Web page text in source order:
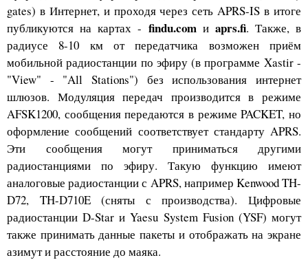
gates) в Интернет, и проходя через сеть APRS-IS в итоге
публикуются на картах - findu.comи aprs.fi. Также, в
радиусе 8-10 км от передатчика возможен приём
мобильной радиостанции по эфиру (в программе Xastir -
"View" - "All Stations") без использования интернет
шлюзов. Модуляция передач производится в режиме
AFSK1200, сообщения передаются в режиме PACKET, но
оформление сообщений соответствует стандарту APRS.
Эти сообщения могут приниматься другими
радиостанциями по эфиру. Такую функцию имеют
аналоговые радиостанции с APRS, например Kenwood TH-
D72, TH-D710E (сняты с производства). Цифровые
радиостанции D-Star и Yaesu System Fusion (YSF) могут
также принимать данные пакеты и отображать на экране
азимут и расстояние до маяка.